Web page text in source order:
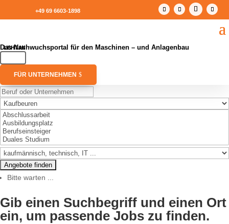
+49 69 6603-1898
Das Nachwuchsportal für den Maschinen – und Anlagenbau
FÜR UNTERNEHMEN
Bitte warten ...
Gib einen Suchbegriff und einen Ort
ein, um passende Jobs zu finden.